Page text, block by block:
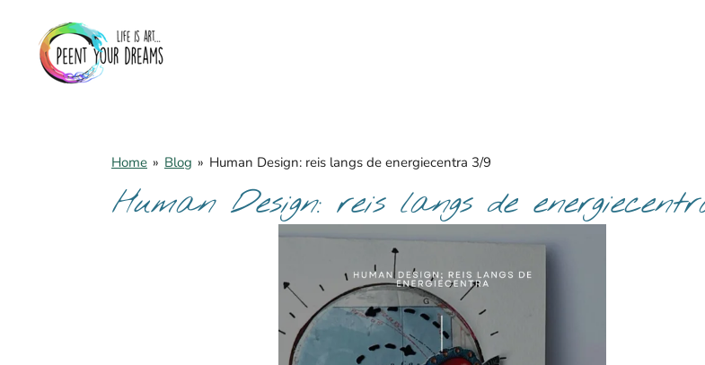
content
Home » Blog » Human Design: reis langs de energiecentra 3/9
Human Design: reis langs de